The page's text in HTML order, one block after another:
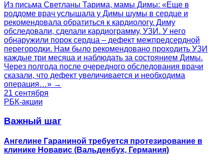
Из письма Светланы Тарима, мамы Димы: «Еще в
роддоме врач услышала у Димы шумы в сердце и
рекомендовала обратиться к кардиологу. Диму
обследовали, сделали кардиограмму, УЗИ. У него
обнаружили порок сердца – дефект межпредсердной
перегородки. Нам было рекомендовано проходить УЗИ
каждые три месяца и наблюдать за состоянием Димы.
Через полгода после очередного обследования врачи
сказали, что дефект увеличивается и необходима
операция…» →
21 сентября
РБК-акции
Важный шаг
Ангелине Гараниной требуется протезирование в
клинике Новавис (Вальденбух, Германия)